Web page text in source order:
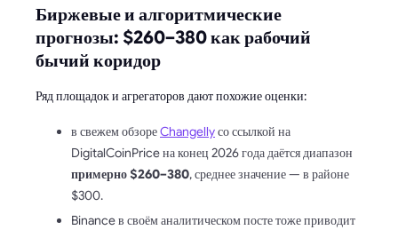
Биржевые и алгоритмические
прогнозы: $260–380 как рабочий
бычий коридор
Ряд площадок и агрегаторов дают похожие оценки:
в свежем обзореChangellyсо ссылкой на
DigitalCoinPrice на конец 2026 года даётся диапазон
примерно $260–380, среднее значение — в районе
$300.
Binance в своём аналитическом посте тоже приводит